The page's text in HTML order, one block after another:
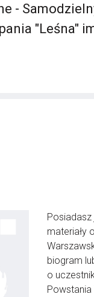
-
"Leśna"
Posiadasz
materiały
biogram
o